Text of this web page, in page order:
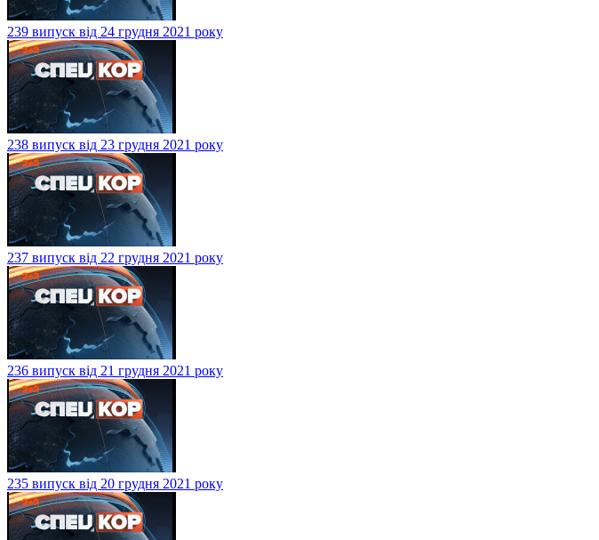
239 випуск від 24 грудня 2021 року
238 випуск від 23 грудня 2021 року
237 випуск від 22 грудня 2021 року
236 випуск від 21 грудня 2021 року
235 випуск від 20 грудня 2021 року